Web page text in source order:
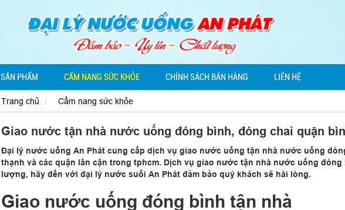
SẢN PHẨM CẨM NANG SỨC KHỎE CHÍNH SÁCH BÁN HÀNG LIÊN HỆ
Trang chủ Cẩm nang sức khỏe
Giao nước tận nhà nước uống đóng bình, đóng chai quận
Đại lý nước uống An Phát cung cấp dịch vụ giao nước uống tận nhà nước uống
thạnh và các quận lân cận trong tphcm. Dịch vụ giao nước tận nhà nước uống
lượng, hãy đến với đại lý nước suối An Phát đảm bảo quý khách sẽ hài lòng.
Giao nước uống đóng bình tận nhà